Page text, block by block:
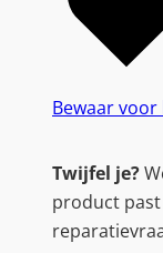
Bewaar
Twijfel je?
product